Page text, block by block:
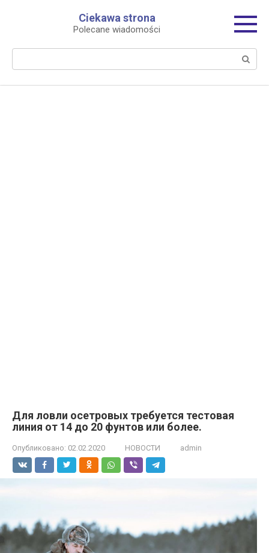
Ciekawa strona
Polecane wiadomości
Для ловли осетровых требуется тестовая
линия от 14 до 20 фунтов или более.
Опубликовано: 02.02.2020 НОВОСТИ admin